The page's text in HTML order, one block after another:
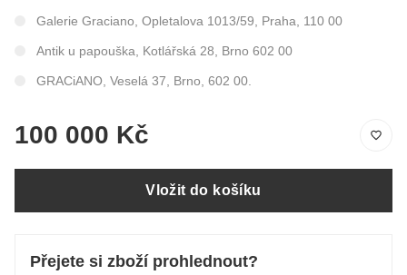
Galerie Graciano, Opletalova 1013/59, Praha, 110 00
Antik u papouška, Kotlářská 28, Brno 602 00
GRACiANO, Veselá 37, Brno, 602 00.
100 000 Kč
Vložit do košíku
Přejete si zboží prohlednout?